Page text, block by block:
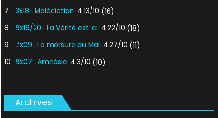
7
3x18 : Malédiction 4.13/10 (16)
8
9x19/20 : La Vérité est ici 4.22/10 (18)
9
7x09 : La morsure du Mal 4.27/10 (11)
10 9x07 : Amnésie 4.3/10 (10)
Archives